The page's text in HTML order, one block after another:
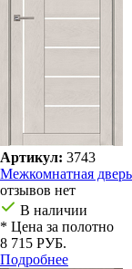
Артикул: 3743
Межкомнатная
отзывов нет
В наличии
* Цена за полотно
8 715 РУБ.
Подробнее